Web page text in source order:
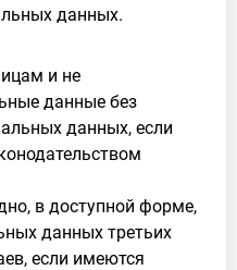
данных.
и не
данные без
данных, если
в доступной форме,
данных третьих
если имеются